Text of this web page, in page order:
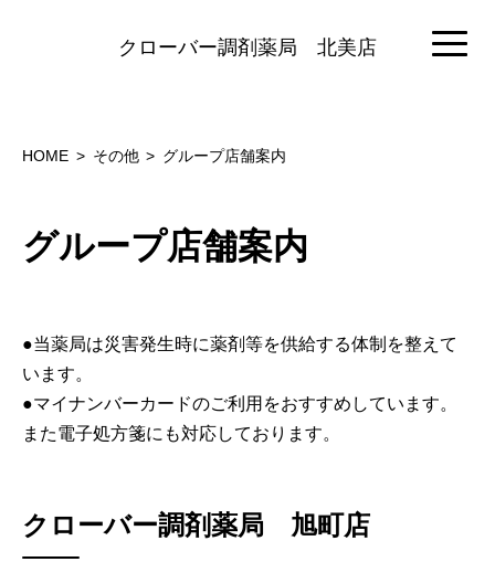
クローバー調剤薬局 北美店
HOME その他 グループ店舗案内
グループ店舗案内
●当薬局は災害発生時に薬剤等を供給する体制を整えて
います。
●マイナンバーカードのご利用をおすすめしています。
また電子処方箋にも対応しております。
クローバー調剤薬局 旭町店